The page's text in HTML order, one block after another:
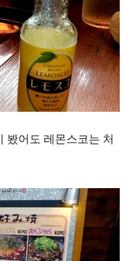
봤어도 레몬스코는 처